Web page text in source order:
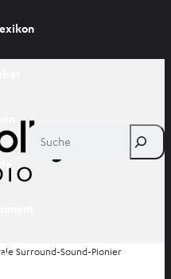
Suche
Surround-Sound-Pionier